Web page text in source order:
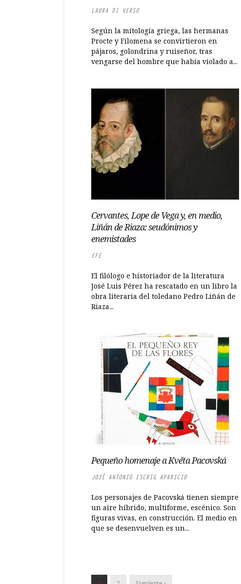
LAURA DI VERSO
Según la mitología griega, las hermanas
Procte y Filomena se convirtieron en
pájaros, golondrina y ruiseñor, tras
vengarse del hombre que había violado a...
Cervantes, Lope de Vega y, en medio,
Liñán de Riaza: seudónimos y
enemistades
EFE
El filólogo e historiador de la literatura
José Luis Pérez ha rescatado en un libro la
obra literaria del toledano Pedro Liñán de
Riaza...
Pequeño homenaje a Květa Pacovská
JOSÉ ANTONIO ESCRIG APARICIO
Los personajes de Pacovská tienen siempre
un aire híbrido, multiforme, escénico. Son
figuras vivas, en construcción. El medio en
que se desenvuelven es un...